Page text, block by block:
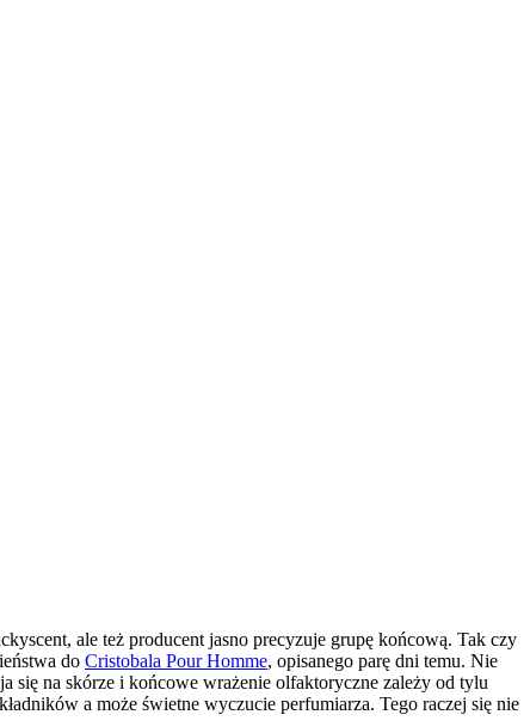
ale też producent jasno precyzuje grupę końcową. Tak czy
do Cristobala Pour Homme, opisanego parę dni temu. Nie
się na skórze i końcowe wrażenie olfaktoryczne zależy od tylu
a może świetne wyczucie perfumiarza. Tego raczej się nie